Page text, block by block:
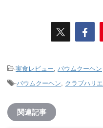
-実食レビュー, バウムクーヘン
-バウムクーヘン, クラブハリエ
関連記事